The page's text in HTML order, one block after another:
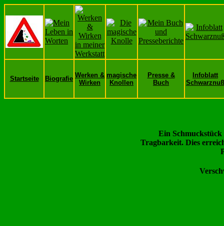
Startseite Biografie Werken &
Wirken
magische
Knollen
Presse &
Buch
Infoblatt
Schwarznuß
Ein
Tragbarkeit. Dies